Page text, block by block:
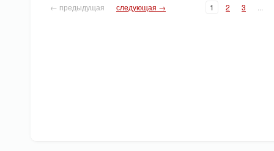
← предыдущая следующая → 1 2 3 ...